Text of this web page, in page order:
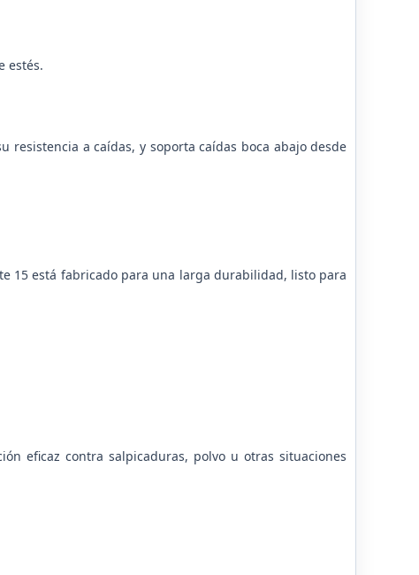
estés.
a caídas, y soporta caídas boca abajo desde
15 está fabricado para una larga durabilidad, listo para
eficaz contra salpicaduras, polvo u otras situaciones